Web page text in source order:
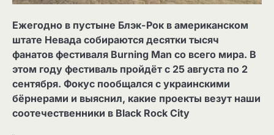
Ежегодно в пустыне Блэк-Рок в американском
штате Невада собираются десятки тысяч
фанатов фестиваля Burning Man со всего мира. В
этом году фестиваль пройдёт с 25 августа по 2
сентября. Фокус пообщался с украинскими
бёрнерами и выяснил, какие проекты везут наши
соотечественники в Black Rock City